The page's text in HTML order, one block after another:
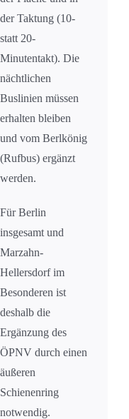
der Taktung (10-
statt 20-
Minutentakt). Die
nächtlichen
Buslinien müssen
erhalten bleiben
und vom Berlkönig
(Rufbus) ergänzt
werden.
Für Berlin
insgesamt und
Marzahn-
Hellersdorf im
Besonderen ist
deshalb die
Ergänzung des
ÖPNV durch einen
äußeren
Schienenring
notwendig.